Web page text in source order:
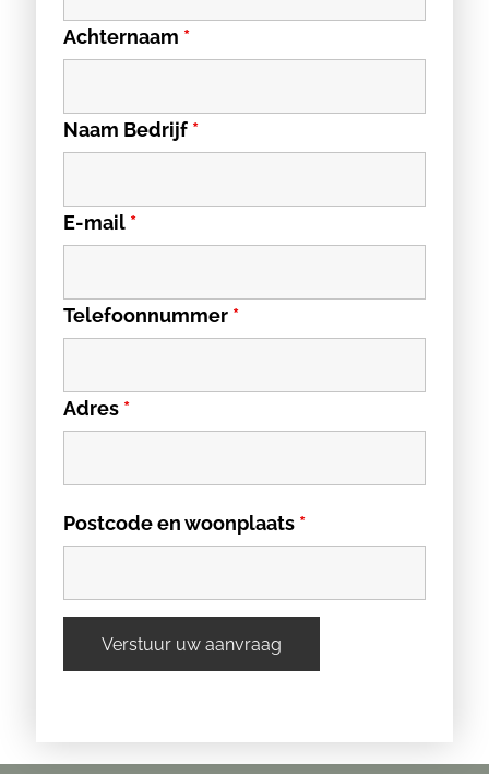
Achternaam *
Naam Bedrijf *
E-mail *
Telefoonnummer *
Adres *
Postcode en woonplaats *